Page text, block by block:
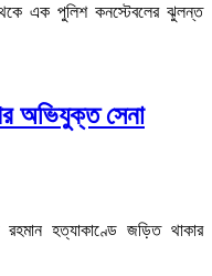
এক পুলিশ কনস্টেবলের ঝুলন্ত
অভিযুক্ত সেনা
হত্যাকাণ্ডে জড়িত থাকার